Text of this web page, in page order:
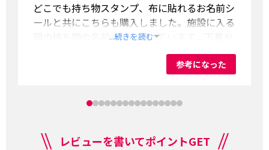
どこでも持ち物スタンプ、布に貼れるお名前シ
ールと共にこちらも購入しました。施設に入る
親の持ち物の名前づけに使っています。下着や
靴など布地に名前をつける物が多いので重宝し
...続きを読む
参考になった
レビューを書いてポイントGET